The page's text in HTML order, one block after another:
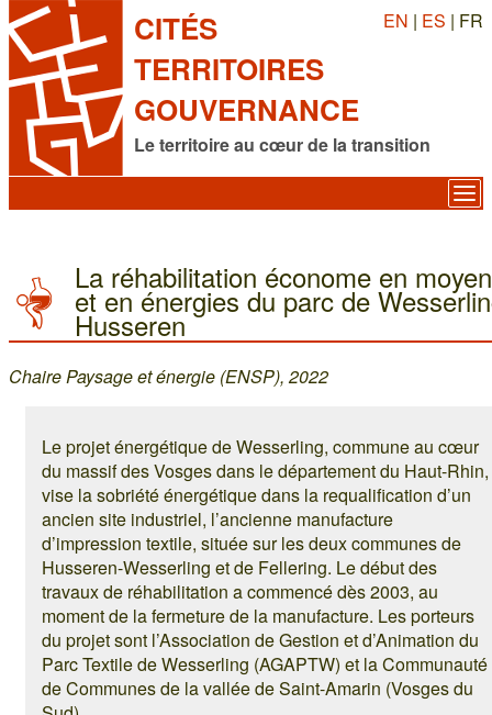
CITÉS
TERRITOIRES
GOUVERNANCE
Le territoire au cœur de la transition
EN | ES | FR
La réhabilitation économe en
et en énergies du parc de
Husseren
Chaire Paysage et énergie (ENSP), 2022
Le projet énergétique de Wesserling, commune au cœur
du massif des Vosges dans le département du Haut-Rhin,
vise la sobriété énergétique dans la requalification d’un
ancien site industriel, l’ancienne manufacture
d’impression textile, située sur les deux communes de
Husseren-Wesserling et de Fellering. Le début des
travaux de réhabilitation a commencé dès 2003, au
moment de la fermeture de la manufacture. Les porteurs
du projet sont l’Association de Gestion et d’Animation du
Parc Textile de Wesserling (AGAPTW) et la Communauté
de Communes de la vallée de Saint-Amarin (Vosges du